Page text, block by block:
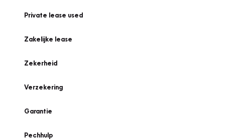
Private lease used
Zakelijke lease
Zekerheid
Verzekering
Garantie
Pechhulp